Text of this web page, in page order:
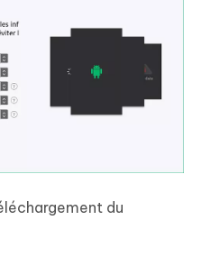
du